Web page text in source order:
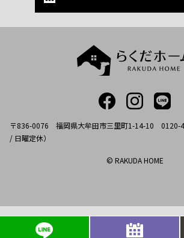
〒836-0076 福岡県大牟田市三里町1-14-10 0120-
/ 日曜定休）
© RAKUDA HOME